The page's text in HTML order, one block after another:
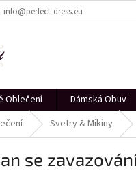
info@perfect-dress.eu
Oblečení Dámská Obuv
Svetry & Mikiny
se